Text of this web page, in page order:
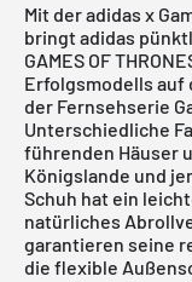
Mit der adidas x
bringt adidas
GAMES OF
Erfolgsmodells auf
der Fernsehserie
Unterschiedliche
führenden Häuser
Königslande und
Schuh hat ein
natürliches
garantieren seine
die flexible